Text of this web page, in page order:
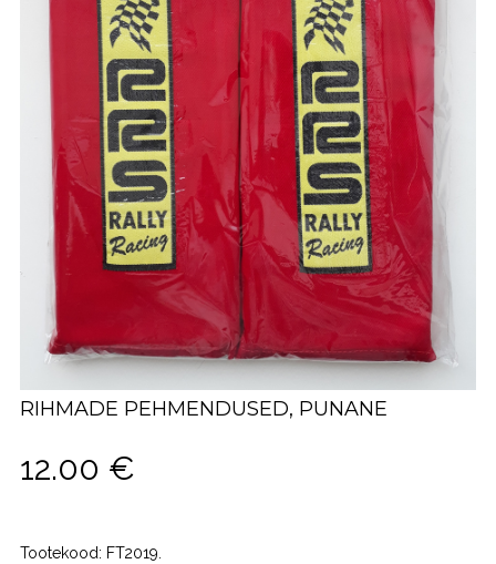
RIHMADE PEHMENDUSED, PUNANE
12.00 €
Tootekood: FT2019